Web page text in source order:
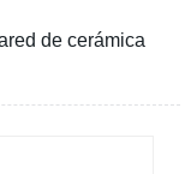
de cerámica